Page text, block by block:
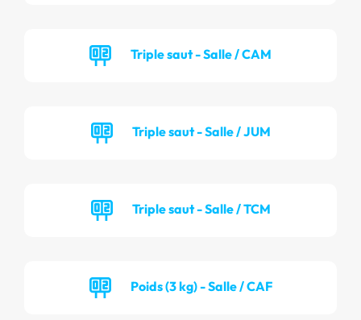
Triple saut - Salle / CAM
Triple saut - Salle / JUM
Triple saut - Salle / TCM
Poids (3 kg) - Salle / CAF